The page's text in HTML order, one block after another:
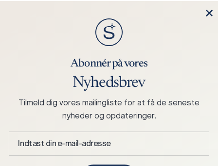
Kontakt os
+45 75 25 0244
mail@hjortknudsen.dk
Hjort Knudsen A/S Stabelhøjvej 1, 6880 Tarm, Denmark
Ophavsret © 2026 Skagen Studio.
Abonnér på vores
Nyhedsbrev
Tilmeld dig vores mailingliste for at få de seneste
nyheder og opdateringer.